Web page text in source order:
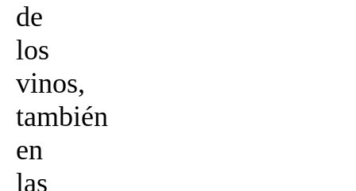
de
los
vinos,
también
en
las